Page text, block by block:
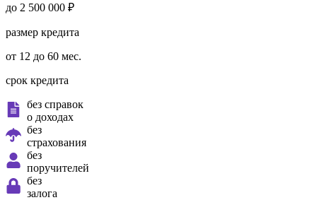
до 2 500 000 ₽
размер кредита
от 12 до 60 мес.
срок кредита
без справок
о доходах
без
страхования
без
поручителей
без
залога